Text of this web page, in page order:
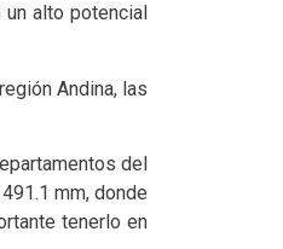
alto potencial
Andina, las
del
mm, donde
tenerlo en